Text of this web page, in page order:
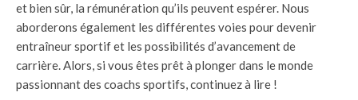
et bien sûr, la rémunération qu’ils peuvent espérer. Nous
aborderons également les différentes voies pour devenir
entraîneur sportif et les possibilités d’avancement de
carrière. Alors, si vous êtes prêt à plonger dans le monde
passionnant des coachs sportifs, continuez à lire !